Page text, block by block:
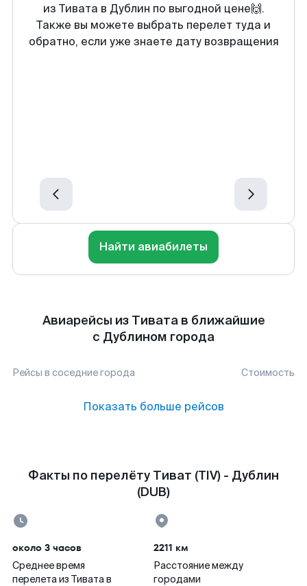
из Тивата в Дублин по выгодной цене🙌.
Также вы можете выбрать перелет туда и
обратно, если уже знаете дату возвращения
Найти авиабилеты
Авиарейсы из Тивата в ближайшие
с Дублином города
Рейсы в соседние города Стоимость
Показать больше рейсов
Факты по перелёту Тиват (TIV) - Дублин
(DUB)
около 3 часов
Среднее время
перелета из Тивата в
2211 км
Расстояние между
городами